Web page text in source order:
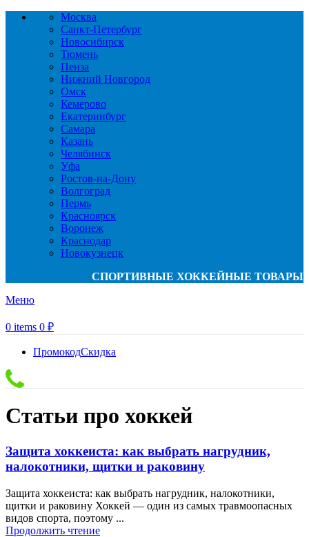
Москва
Санкт-Петербург
Новосибирск
Тюмень
Пенза
Нижний Новгород
Омск
Кемерово
Екатеринбург
Самара
Казань
Челябинск
Уфа
Ростов-на-Дону
Волгоград
Пермь
Красноярск
Воронеж
Краснодар
Новокузнецк
СПОРТИВНЫЕ ХОККЕЙНЫЕ ТОВАРЫ
Меню
0 items 0 ₽
ПромокодСкидка
Статьи про хоккей
Защита хоккеиста: как выбрать нагрудник,
налокотники, щитки и раковину
Защита хоккеиста: как выбрать нагрудник, налокотники,
щитки и раковину Хоккей — один из самых травмоопасных
видов спорта, поэтому ...
Продолжить чтение